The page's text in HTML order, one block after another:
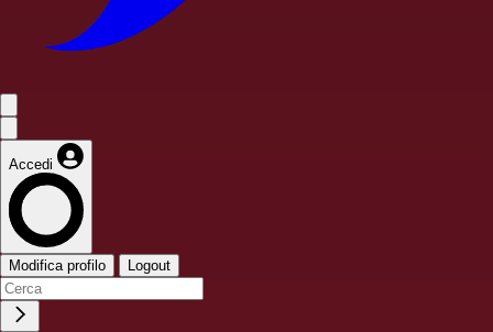
Accedi
Modifica profilo Logout